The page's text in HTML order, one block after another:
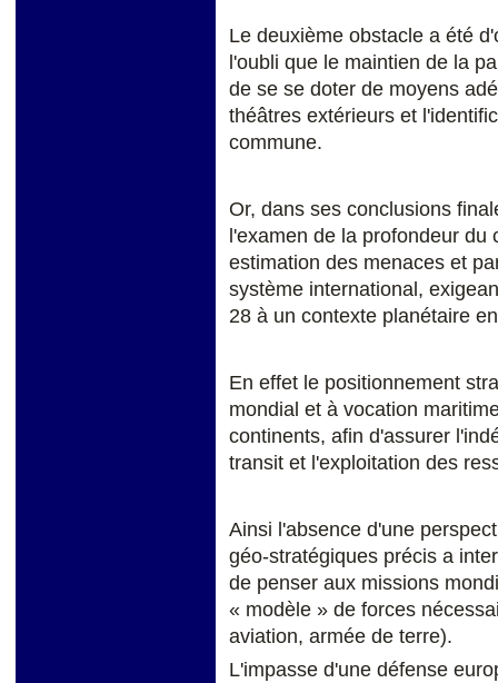
Le deuxième obstacle a été
l'oubli que le maintien de la
de se se doter de moyens
théâtres extérieurs et
commune.
Or, dans ses conclusions
l'examen de la profondeur
estimation des menaces et
système international,
28 à un contexte planétaire
En effet le positionnement
mondial et à vocation
continents, afin d'assurer
transit et l'exploitation des
Ainsi l'absence d'une
géo-stratégiques précis a
de penser aux missions
« modèle » de forces
aviation, armée de terre).
L'impasse d'une défense